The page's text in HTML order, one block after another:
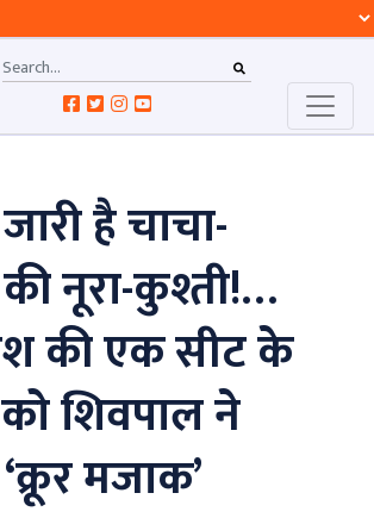
है चाचा-
नूरा-कुश्ती!…
की एक सीट के
शिवपाल ने
मजाक’